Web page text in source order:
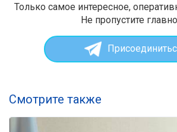
Только самое интересное,
Не пропустите
Смотрите также